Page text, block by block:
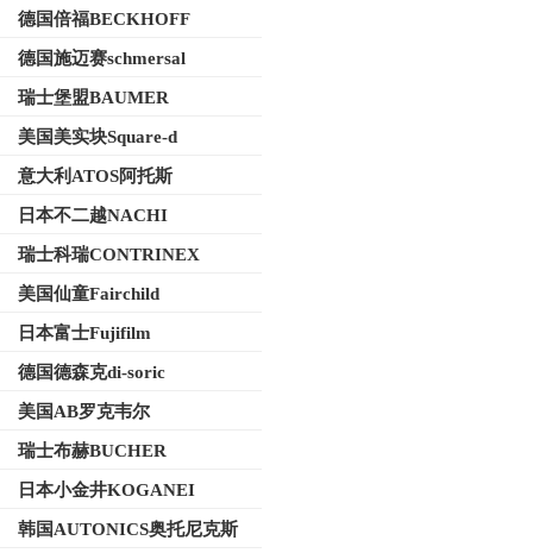
德国倍福BECKHOFF
德国施迈赛schmersal
瑞士堡盟BAUMER
美国美实块Square-d
意大利ATOS阿托斯
日本不二越NACHI
瑞士科瑞CONTRINEX
美国仙童Fairchild
日本富士Fujifilm
德国德森克di-soric
美国AB罗克韦尔
瑞士布赫BUCHER
日本小金井KOGANEI
韩国AUTONICS奥托尼克斯